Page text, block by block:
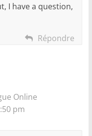
I have a question,
Répondre
Online
pm